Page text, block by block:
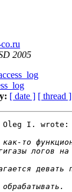
2005
[ date ] [ thread ]
Oleg I. wrote: